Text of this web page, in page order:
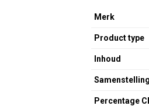
Merk
Product type
Inhoud
Percentage